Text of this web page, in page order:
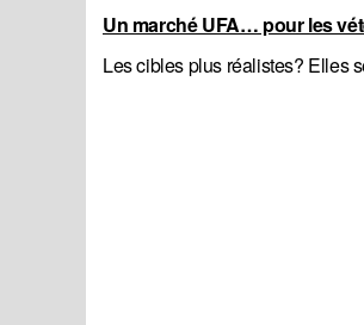
Un marché UFA… pour les
Les cibles plus réalistes? Elles